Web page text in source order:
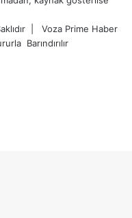
| Voza Prime Haber
Barındırılır